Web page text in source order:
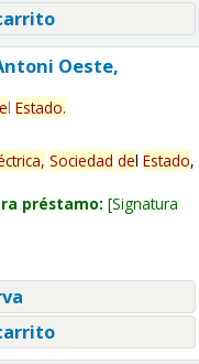
Oeste,
l Estado.
Sociedad del Estado,
préstamo: Signatura